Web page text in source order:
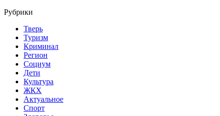
Рубрики
Тверь
Туризм
Криминал
Регион
Социум
Дети
Культура
ЖКХ
Актуальное
Спорт